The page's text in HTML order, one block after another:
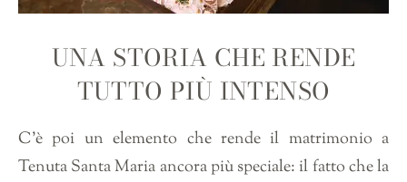
UNA STORIA CHE RENDE
TUTTO PIÙ INTENSO
C’è poi un elemento che rende il matrimonio a
Tenuta Santa Maria ancora più speciale: il fatto che la